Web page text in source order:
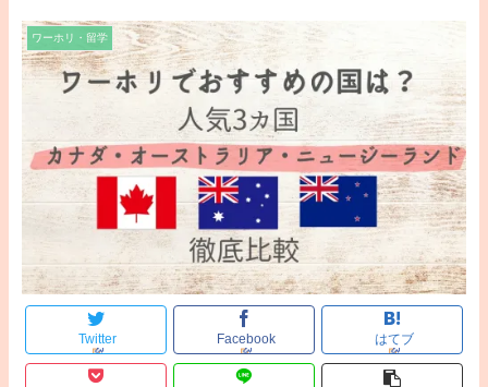
ワーホリ・留学
Twitter Facebook はてブ